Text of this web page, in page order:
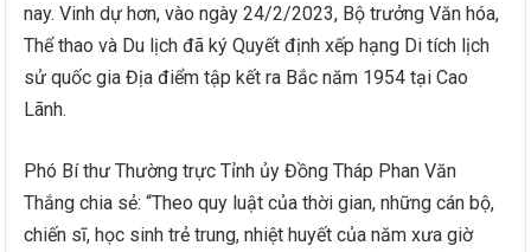
nay. Vinh dự hơn, vào ngày 24/2/2023, Bộ trưởng Văn hóa,
Thể thao và Du lịch đã ký Quyết định xếp hạng Di tích lịch
sử quốc gia Địa điểm tập kết ra Bắc năm 1954 tại Cao
Lãnh.
Phó Bí thư Thường trực Tỉnh ủy Đồng Tháp Phan Văn
Thắng chia sẻ: “Theo quy luật của thời gian, những cán bộ,
chiến sĩ, học sinh trẻ trung, nhiệt huyết của năm xưa giờ